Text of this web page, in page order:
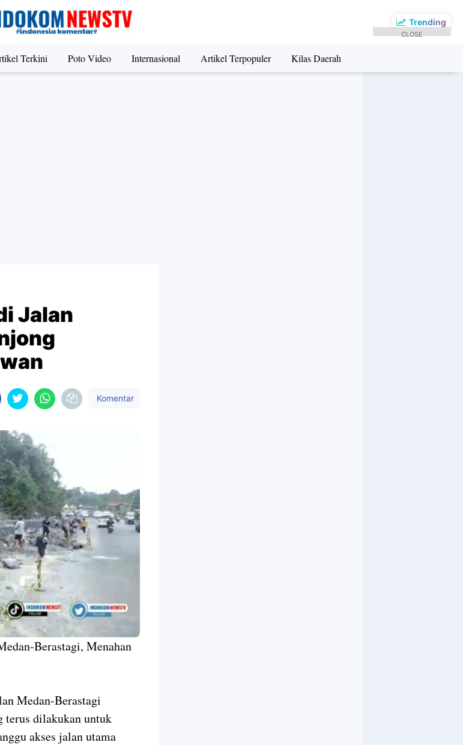
Trending
Terkini Poto Video Internasional Artikel Terpopuler Kilas Daerah
Jalan
Komentar
Berastagi, Menahan
Medan-Berastagi
terus dilakukan untuk
akses jalan utama
CLOSE